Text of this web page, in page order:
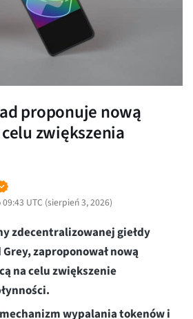
proponuje nową
zwiększenia
UTC (sierpień 3, 2026)
zdecentralizowanej giełdy
zaproponował nową
na celu zwiększenie
wypalania tokenów i